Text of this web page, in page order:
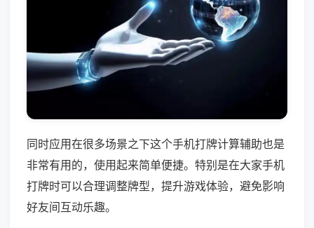
同时应用在很多场景之下这个手机打牌计算辅助也是
非常有用的，使用起来简单便捷。特别是在大家手机
打牌时可以合理调整牌型，提升游戏体验，避免影响
好友间互动乐趣。